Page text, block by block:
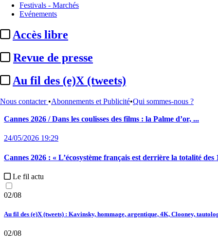
Festivals - Marchés
Evénements
Accès libre
Revue de presse
Au fil des (e)X (tweets)
Nous contacter •Abonnements et Publicité•Qui sommes-nous ?
Actualités liées
Festival de Cannes
Cannes 2026 :ajustement des sorties pour plusieurs films de ...
27/05/2026 16:52
Cannes 2026 / Afcae :plusieurs films soutenus à l’issue des
25/05/2026 15:43
Cannes 2026 / Dans les coulisses des films : la Palme d’or, ...
24/05/2026 19:29
Cannes 2026 : « L’écosystème français est derrière la totalité des
Le fil actu
02/08
Au fil des (e)X (tweets) : Kavinsky, hommage, argentique, 4K, Clooney,
02/08